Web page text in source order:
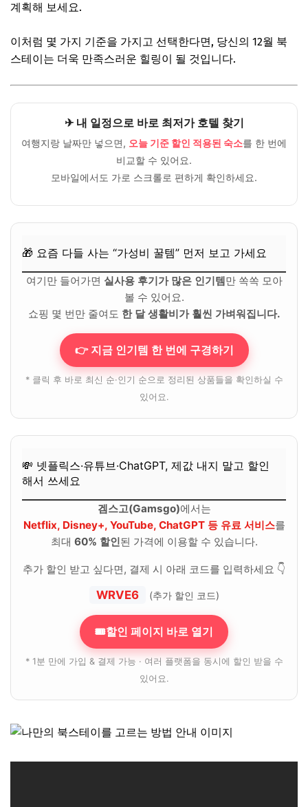
계획해 보세요.
이처럼 몇 가지 기준을 가지고 선택한다면, 당신의 12월 북
스테이는 더욱 만족스러운 힐링이 될 것입니다.
✈ 내 일정으로 바로 최저가 호텔 찾기
여행지랑 날짜만 넣으면, 오늘 기준 할인 적용된 숙소를 한 번에
비교할 수 있어요.
모바일에서도 가로 스크롤로 편하게 확인하세요.
🎁 요즘 다들 사는 “가성비 꿀템” 먼저 보고 가세요
여기만 들어가면 실사용 후기가 많은 인기템만 쏙쏙 모아
볼 수 있어요.
쇼핑 몇 번만 줄여도 한 달 생활비가 훨씬 가벼워집니다.
👉 지금 인기템 한 번에 구경하기
* 클릭 후 바로 최신 순·인기 순으로 정리된 상품들을 확인하실 수
있어요.
💸 넷플릭스·유튜브·ChatGPT, 제값 내지 말고 할인
해서 쓰세요
겜스고(Gamsgo)에서는
Netflix, Disney+, YouTube, ChatGPT 등 유료 서비스를
최대 60% 할인된 가격에 이용할 수 있습니다.
추가 할인 받고 싶다면, 결제 시 아래 코드를 입력하세요 👇
WRVE6 (추가 할인 코드)
🎟할인 페이지 바로 열기
* 1분 만에 가입 & 결제 가능 · 여러 플랫폼을 동시에 할인 받을 수
있어요.